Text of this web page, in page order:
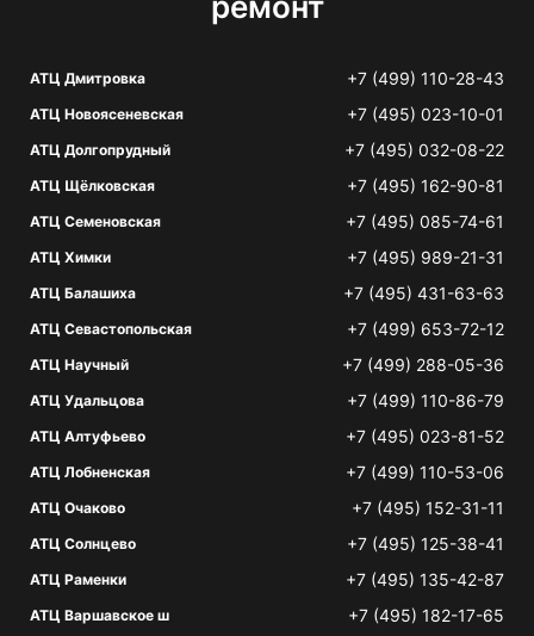
АТЦ Дмитровка +7 (499) 110-28-43
АТЦ Новоясеневская +7 (495) 023-10-01
АТЦ Долгопрудный +7 (495) 032-08-22
АТЦ Щёлковская +7 (495) 162-90-81
АТЦ Семеновская +7 (495) 085-74-61
АТЦ Химки +7 (495) 989-21-31
АТЦ Балашиха +7 (495) 431-63-63
АТЦ Севастопольская +7 (499) 653-72-12
АТЦ Научный +7 (499) 288-05-36
АТЦ Удальцова +7 (499) 110-86-79
АТЦ Алтуфьево +7 (495) 023-81-52
АТЦ Лобненская +7 (499) 110-53-06
АТЦ Очаково +7 (495) 152-31-11
АТЦ Солнцево +7 (495) 125-38-41
АТЦ Раменки +7 (495) 135-42-87
АТЦ Варшавское ш +7 (495) 182-17-65